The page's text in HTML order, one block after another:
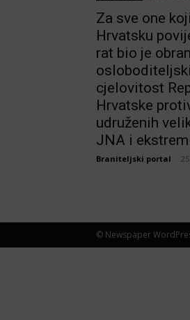
Za sve one
Hrvatsku
rat bio je
cjelovitost
Hrvatske
udruženih
JNA i
Braniteljski portal
© Newspaper